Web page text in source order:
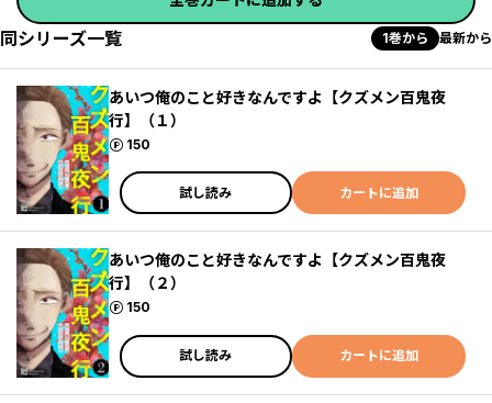
同シリーズ一覧 1巻から 最新から
あいつ俺のこと好きなんですよ【クズメン百鬼夜
行】（１）
150
ポイント
試し読み カートに追加
あいつ俺のこと好きなんですよ【クズメン百鬼夜
行】（２）
150
ポイント
試し読み カートに追加